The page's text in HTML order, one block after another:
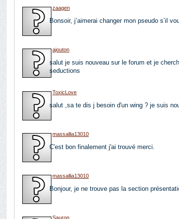
zaagen
Bonsoir, j’aimerai changer mon pseudo s’il
ajouton
salut je suis nouveau sur le forum et je
seductions
ToxicLove
salut ,sa te dis j besoin d'un wing ? je suis
massallia13010
C'est bon finalement j'ai trouvé merci.
massallia13010
Bonjour, je ne trouve pas la section
Sauron